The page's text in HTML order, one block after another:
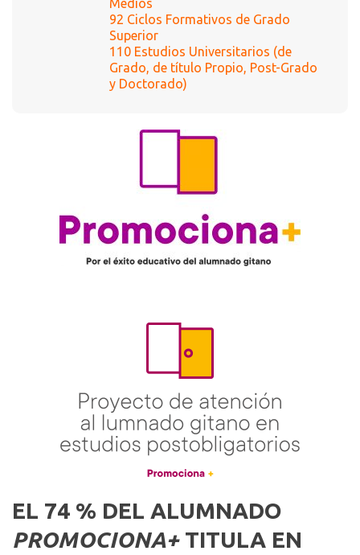
Medios
92 Ciclos Formativos de Grado
Superior
110 Estudios Universitarios (de
Grado, de título Propio, Post-Grado
y Doctorado)
EL 74 % DEL ALUMNADO
PROMOCIONA+TITULA EN